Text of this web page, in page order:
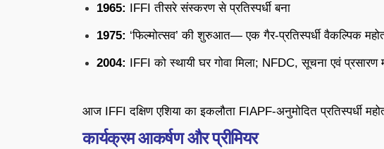
1965: IFFI तीसरे संस्करण से प्रतिस्पर्धी बना
1975: ‘फिल्मोत्सव’ की शुरुआत— एक गैर-प्रतिस्पर्धी वैकल्पिक
2004: IFFI को स्थायी घर गोवा मिला; NFDC, सूचना एवं
आज IFFI दक्षिण एशिया का इकलौता FIAPF-अनुमोदित प्रतिस्पर्धी
कार्यक्रम आकर्षण और प्रीमियर